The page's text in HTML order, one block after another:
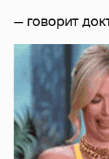
— говорит